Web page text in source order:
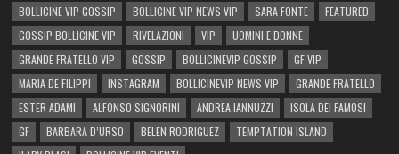
BOLLICINE VIP GOSSIP
BOLLICINE VIP NEWS VIP SARA FONTE
FEATURED
GOSSIP BOLLICINE VIP
RIVELAZIONI VIP
UOMINI E DONNE
GRANDE FRATELLO VIP
GOSSIP BOLLICINEVIP GOSSIP
GF VIP
MARIA DE FILIPPI
INSTAGRAM BOLLICINEVIP NEWS VIP
GRANDE FRATELLO
ESTER ADAMI
ALFONSO SIGNORINI ANDREA IANNUZZI
ISOLA DEI FAMOSI
GF
BARBARA D’URSO BELEN RODRIGUEZ
TEMPTATION ISLAND